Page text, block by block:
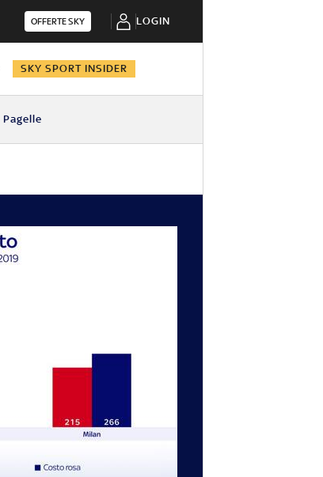
OFFERTE SKY LOGIN
SKY SPORT INSIDER
Pagelle